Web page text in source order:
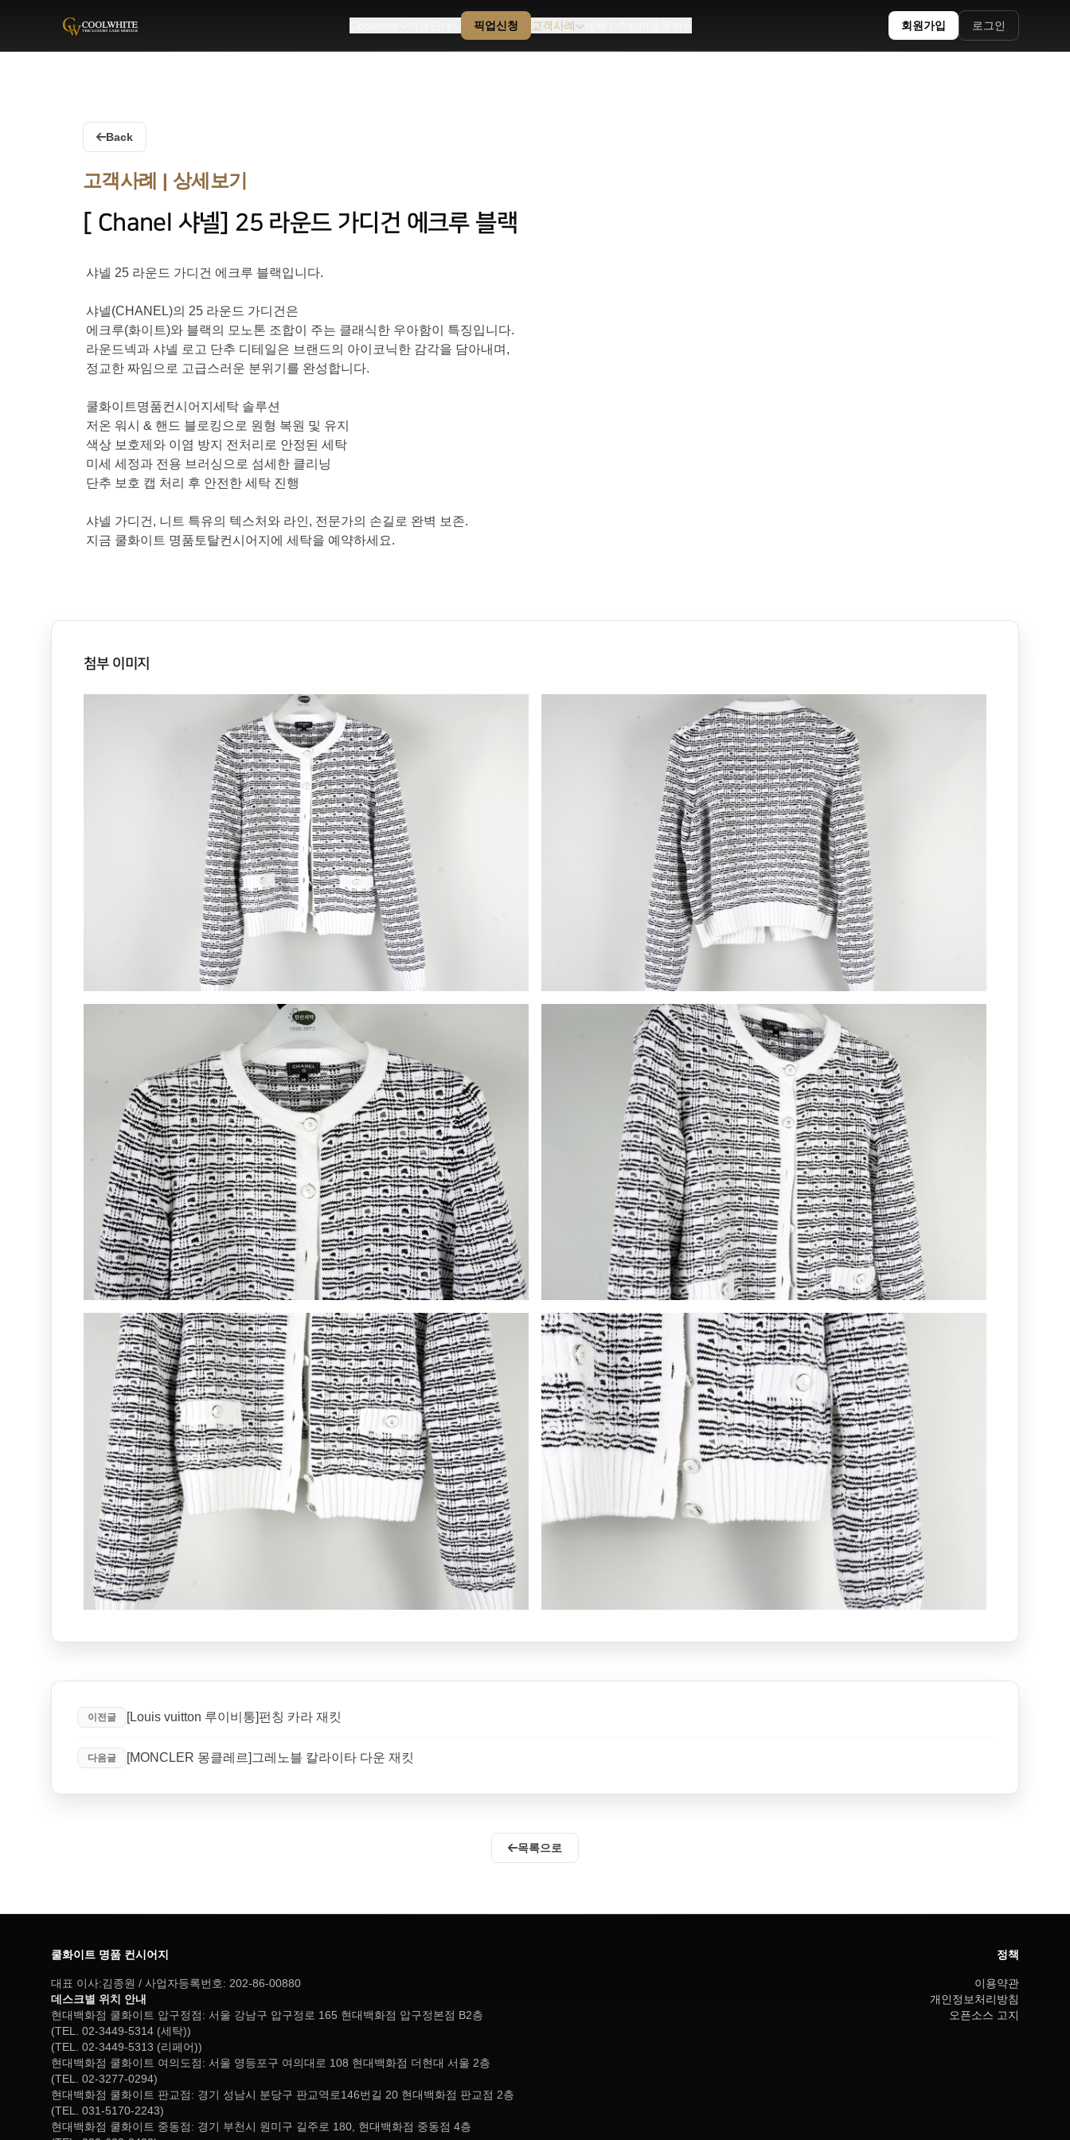
Coolwhite
픽업신청 고객사례 회원가입 로그인
Back
고객사례 | 상세보기
[ Chanel 샤넬] 25 라운드 가디건 에크루 블랙
샤넬 25 라운드 가디건 에크루 블랙입니다.
샤넬(CHANEL)의 25 라운드 가디건은
에크루(화이트)와 블랙의 모노톤 조합이 주는 클래식한 우아함이 특징입니다.
라운드넥과 샤넬 로고 단추 디테일은 브랜드의 아이코닉한 감각을 담아내며,
정교한 짜임으로 고급스러운 분위기를 완성합니다.
쿨화이트명품컨시어지세탁 솔루션
저온 워시 & 핸드 블로킹으로 원형 복원 및 유지
색상 보호제와 이염 방지 전처리로 안정된 세탁
미세 세정과 전용 브러싱으로 섬세한 클리닝
단추 보호 캡 처리 후 안전한 세탁 진행
샤넬 가디건, 니트 특유의 텍스처와 라인, 전문가의 손길로 완벽 보존.
지금 쿨화이트 명품토탈컨시어지에 세탁을 예약하세요.
첨부 이미지
이전글 [Louis vuitton 루이비통]펀칭 카라 재킷
다음글 [MONCLER 몽클레르]그레노블 칼라이타 다운 재킷
목록으로
쿨화이트 명품 컨시어지
대표 이사:김종원 / 사업자등록번호: 202-86-00880
데스크별 위치 안내
현대백화점 쿨화이트 압구정점: 서울 강남구 압구정로 165 현대백화점 압구정본점 B2층
(TEL. 02-3449-5314 (세탁))
(TEL. 02-3449-5313 (리페어))
현대백화점 쿨화이트 여의도점: 서울 영등포구 여의대로 108 현대백화점 더현대 서울 2층
(TEL. 02-3277-0294)
현대백화점 쿨화이트 판교점: 경기 성남시 분당구 판교역로146번길 20 현대백화점 판교점 2층
(TEL. 031-5170-2243)
현대백화점 쿨화이트 중동점: 경기 부천시 원미구 길주로 180, 현대백화점 중동점 4층
정책
이용약관
개인정보처리방침
오픈소스 고지